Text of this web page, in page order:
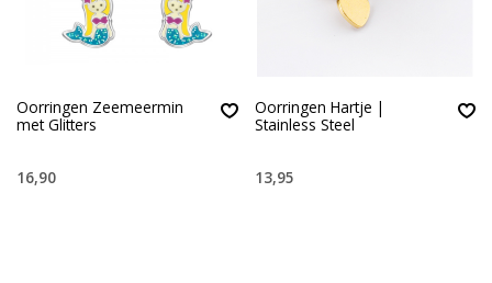
Oorringen Zeemeermin
met Glitters
16,90
Oorringen Hartje |
Stainless Steel
13,95